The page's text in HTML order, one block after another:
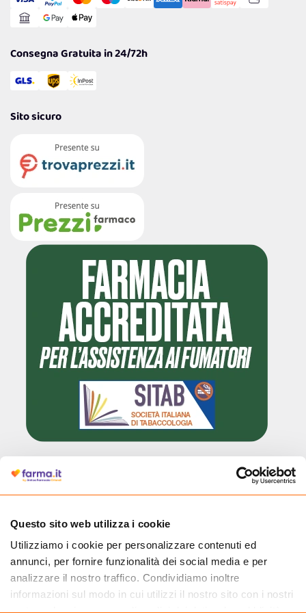
Questo sito web utilizza i cookie
Utilizziamo i cookie per personalizzare contenuti ed
annunci, per fornire funzionalità dei social media e per
analizzare il nostro traffico. Condividiamo inoltre
informazioni sul modo in cui utilizzi il nostro sito con i nostri
partner che si occupano di analisi dei dati web, pubblicità e
Reso Facile e Veloce
Consegna Gratuita in 24/72h
Sito sicuro
autorizzata dal Ministero della Salute a effettuare la vendita online di